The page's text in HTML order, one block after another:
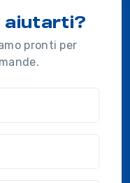
aiutarti?
pronti per